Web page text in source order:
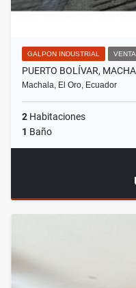
GALPON INDUSTRIAL VENTA
PUERTO BOLÍVAR,
Machala, El Oro, Ecuador
2 Habitaciones
1 Baño